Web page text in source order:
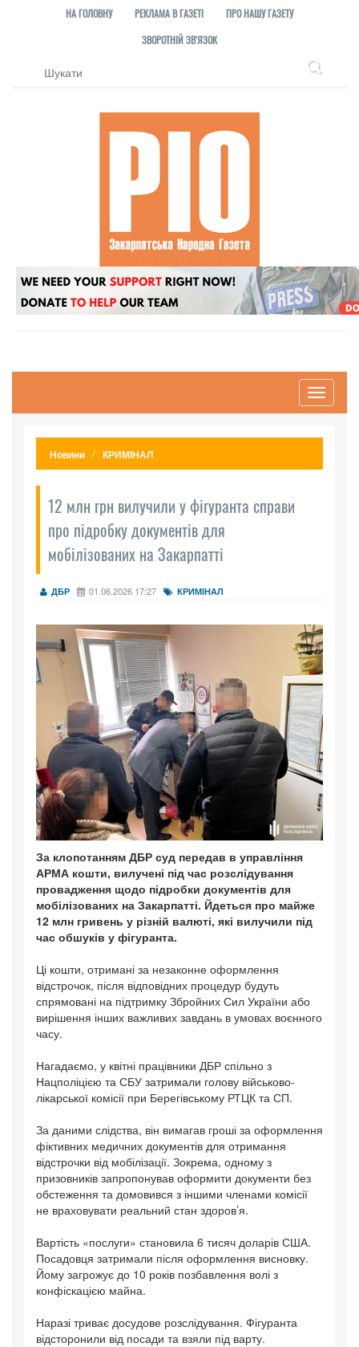
НА ГОЛОВНУ РЕКЛАМА В ГАЗЕТІ
ПРО НАШУ ГАЗЕТУ
ЗВОРОТНІЙ ЗВ'ЯЗОК
Toggle
Новини КРИМІНАЛ
12 млн грн вилучили у фігуранта справи
про підробку документів для
мобілізованих на Закарпатті
ДБР 01.06.2026 17:27 КРИМІНАЛ
За клопотанням ДБР суд передав в управління
АРМА кошти, вилучені під час розслідування
провадження щодо підробки документів для
мобілізованих на Закарпатті. Йдеться про майже
12 млн гривень у різній валюті, які вилучили під
час обшуків у фігуранта.
Ці кошти, отримані за незаконне оформлення
відстрочок, після відповідних процедур будуть
спрямовані на підтримку Збройних Сил України або
вирішення інших важливих завдань в умовах воєнного
часу.
Нагадаємо, у квітні працівники ДБР спільно з
Нацполіцією та СБУ затримали голову військово-
лікарської комісії при Берегівському РТЦК та СП.
За даними слідства, він вимагав гроші за оформлення
фіктивних медичних документів для отримання
відстрочки від мобілізації. Зокрема, одному з
призовників запропонував оформити документи без
обстеження та домовився з іншими членами комісії
не враховувати реальний стан здоров’я.
Вартість «послуги» становила 6 тисяч доларів США.
Посадовця затримали після оформлення висновку.
Йому загрожує до 10 років позбавлення волі з
конфіскацією майна.
Наразі триває досудове розслідування. Фігуранта
відсторонили від посади та взяли під варту.